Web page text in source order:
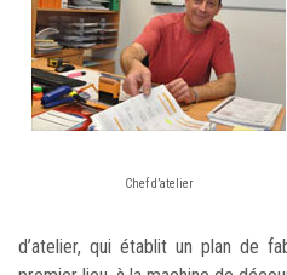
Chef d’atelier
d’atelier, qui établit un plan de